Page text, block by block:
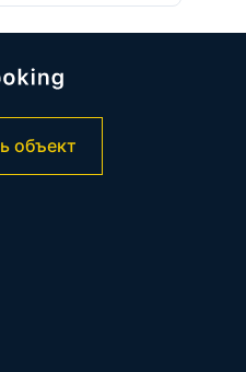
объект